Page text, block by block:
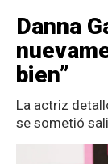
Danna
bien”
La actriz
se sometió